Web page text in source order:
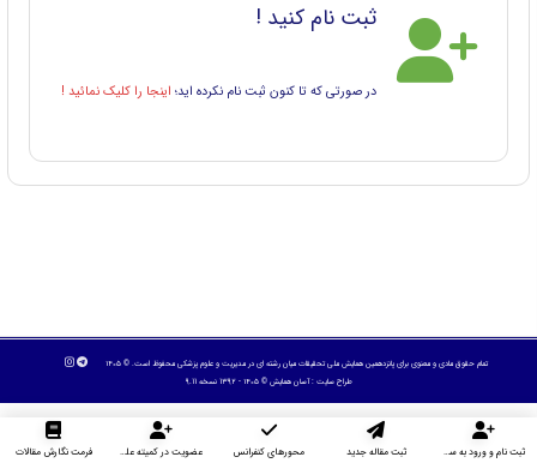
ثبت نام کنید !
در صورتی که تا کنون ثبت نام نکرده اید؛ اینجا را کلیک نمائید !
تمام حقوق مادی و معنوی برای پانزدهمین همایش ملی تحقیقات میان رشته ای در مديريت و علوم پزشکی محفوظ است. © ۱۴۰۵
طراح سایت :آسان همایش © ۱۴۰۵ - 1392 نسخه 9.11
ثبت نام و ورود به سایت ثبت مقاله جدید محورهای کنفرانس عضویت در کمیته علمی داوران فرمت نگارش مقالات